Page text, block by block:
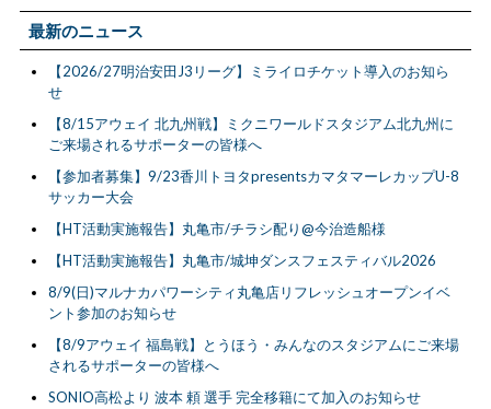
最新のニュース
【2026/27明治安田J3リーグ】ミライロチケット導入のお知ら
せ
【8/15アウェイ 北九州戦】ミクニワールドスタジアム北九州に
ご来場されるサポーターの皆様へ
【参加者募集】9/23香川トヨタpresentsカマタマーレカップU-8
サッカー大会
【HT活動実施報告】丸亀市/チラシ配り@今治造船様
【HT活動実施報告】丸亀市/城坤ダンスフェスティバル2026
8/9(日)マルナカパワーシティ丸亀店リフレッシュオープンイベ
ント参加のお知らせ
【8/9アウェイ 福島戦】とうほう・みんなのスタジアムにご来場
されるサポーターの皆様へ
SONIO高松より 波本 頼 選手 完全移籍にて加入のお知らせ